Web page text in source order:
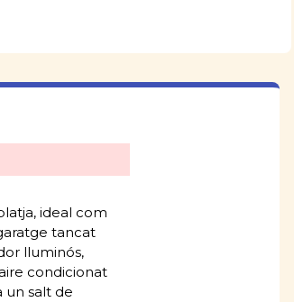
ideal com
tancat
lluminós,
condicionat
un salt de